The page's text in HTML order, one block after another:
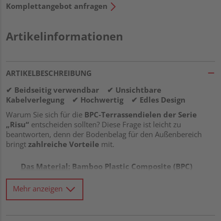
Komplettangebot anfragen
Artikelinformationen
ARTIKELBESCHREIBUNG
✔ Beidseitig verwendbar ✔ Unsichtbare
Kabelverlegung ✔ Hochwertig ✔ Edles Design
Warum Sie sich für die BPC-Terrassendielen der Serie
„Risu“ entscheiden sollten? Diese Frage ist leicht zu
beantworten, denn der Bodenbelag für den Außenbereich
bringt zahlreiche Vorteile mit.
Das Material: Bamboo Plastic Composite (BPC)
gilt als DIE Alternative zu WPC (Wood Plastic
Composite). Sie verbindet gekonnt
Eigenschaften von natürlichen Bambusfasern
Mehr anzeigen